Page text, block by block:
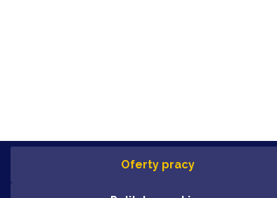
Oferty pracy